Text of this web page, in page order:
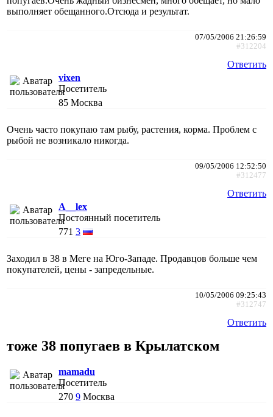
выполняет обещанного.Отсюда и результат.
07/05/2006 21:26:59
#312204
Ответить
vixen
Посетитель
85 Москва
Очень часто покупаю там рыбу, растения, корма. Проблем с
рыбой не возникало никогда.
09/05/2006 12:52:50
#312477
Ответить
A__lex
Постоянный посетитель
771 3
Заходил в 38 в Меге на Юго-Западе. Продавцов больше чем
покупателей, цены - запредельные.
10/05/2006 09:25:43
#312747
Ответить
тоже 38 попугаев в Крылатском
mamadu
Посетитель
270 9 Москва